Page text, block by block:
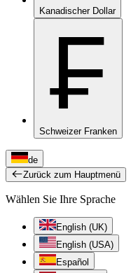
Kanadischer Dollar
₣
Schweizer Franken
de
Zurück zum Hauptmenü
Wählen Sie Ihre Sprache
English (UK)
English (USA)
Español